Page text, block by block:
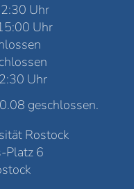
Uhr
Uhr
Uhr
geschlossen.
Rostock
Platz 6